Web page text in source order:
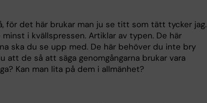
för det här brukar man ju se titt som tätt tycker jag.
i kvällspressen. Artiklar av typen. De här
ska du se upp med. De här behöver du inte bry
att de så att säga genomgångarna brukar vara
Kan man lita på dem i allmänhet?